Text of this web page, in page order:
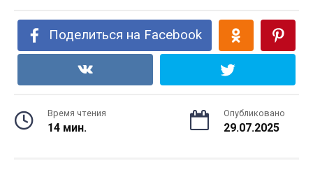
Поделиться на Facebook
Время чтения
14 мин.
Опубликовано
29.07.2025